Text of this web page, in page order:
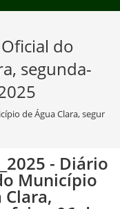
do
segunda-
de Água Clara,
- Diário
Município
Clara,